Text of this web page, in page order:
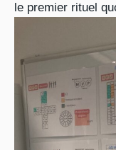
le premier rituel